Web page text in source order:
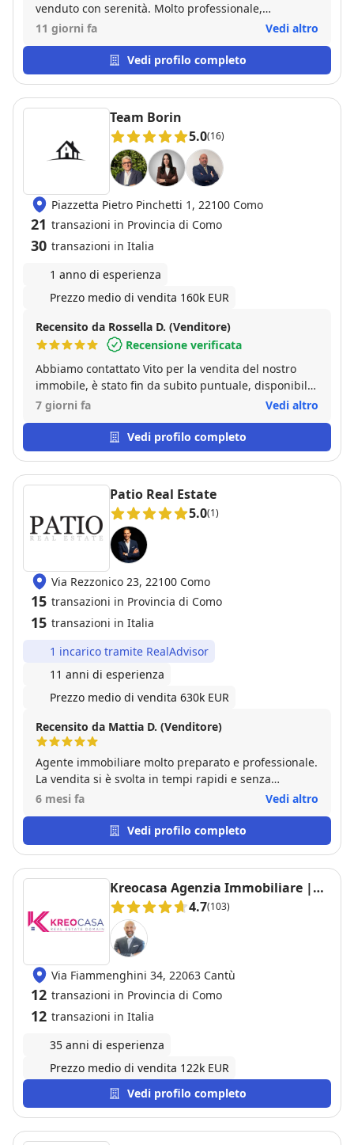
venduto con serenità. Molto professionale,
disponibile, attenta a tutta la parte burocratica. Ha
trovato l'acquirente giusto nei tempi che aveva
promesso. Consiglio vivamente Monica e la sua
perdere tempo e denaro.
11 giorni fa Vedi altro
Vedi profilo completo
Team Borin
5.0(16)
Piazzetta Pietro Pinchetti 1, 22100 Como
21 transazioni in Provincia di Como
30 transazioni in Italia
1 anno di esperienza
Prezzo medio di vendita 160k EUR
Recensito da Rossella D. (Venditore)
Recensione verificata
Abbiamo contattato Vito per la vendita del nostro
immobile, è stato fin da subito puntuale, disponibile
e professionale nella gestione della pratica,
passo passo nella vendita. Consiglio Vito per la sua
professionalità e per la sua capacità di gestire le
soddisfatti!
7 giorni fa Vedi altro
Vedi profilo completo
Patio Real Estate
5.0(1)
Via Rezzonico 23, 22100 Como
15 transazioni in Provincia di Como
15 transazioni in Italia
1 incarico tramite RealAdvisor
11 anni di esperienza
Prezzo medio di vendita 630k EUR
Recensito da Mattia D. (Venditore)
Agente immobiliare molto preparato e professionale.
La vendita si è svolta in tempi rapidi e senza
complicazioni. Assolutamente consigliato.
6 mesi fa Vedi altro
Vedi profilo completo
Kreocasa Agenzia Immobiliare |
Cantù
4.7(103)
Via Fiammenghini 34, 22063 Cantù
12 transazioni in Provincia di Como
12 transazioni in Italia
35 anni di esperienza
Prezzo medio di vendita 122k EUR
Vedi profilo completo